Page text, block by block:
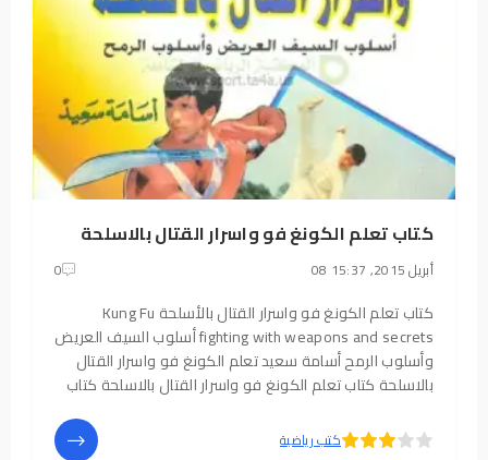
كتاب تعلم الكونغ فو واسرار القتال بالاسلحة
08 أبريل 2015, 15:37 0
كتاب تعلم الكونغ فو واسرار القتال بالأسلحة Kung Fu
fighting with weapons and secrets أسلوب السيف العريض
وأسلوب الرمح أسامة سعيد تعلم الكونغ فو واسرار القتال
بالاسلحة كتاب تعلم الكونغ فو واسرار القتال بالاسلحة كتاب
السعيد كاتب وروائي مصري ،
كتب رياضية